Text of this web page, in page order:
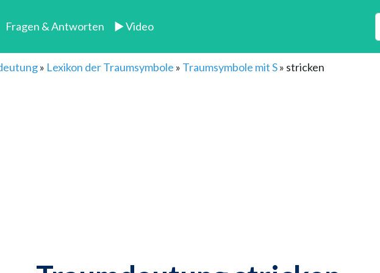
Fragen & Antworten ► Video
» Lexikon der Traumsymbole » Traumsymbole mit S» stricken